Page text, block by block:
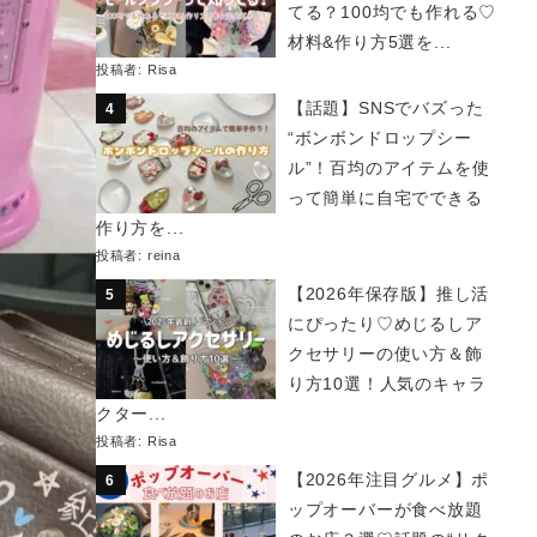
てる？100均でも作れる♡
材料&作り方5選を...
投稿者: Risa
【話題】SNSでバズった
“ボンボンドロップシー
ル”！百均のアイテムを使
って簡単に自宅でできる
作り方を...
投稿者: reina
【2026年保存版】推し活
にぴったり♡めじるしア
クセサリーの使い方＆飾
り方10選！人気のキャラ
クター...
投稿者: Risa
【2026年注目グルメ】ポ
ップオーバーが食べ放題